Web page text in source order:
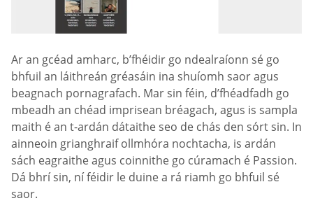
Ar an gcéad amharc, b’fhéidir go ndealraíonn sé go
bhfuil an láithreán gréasáin ina shuíomh saor agus
beagnach pornagrafach. Mar sin féin, d’fhéadfadh go
mbeadh an chéad imprisean bréagach, agus is sampla
maith é an t-ardán dátaithe seo de chás den sórt sin. In
ainneoin grianghraif ollmhóra nochtacha, is ardán
sách eagraithe agus coinnithe go cúramach é Passion.
Dá bhrí sin, ní féidir le duine a rá riamh go bhfuil sé
saor.